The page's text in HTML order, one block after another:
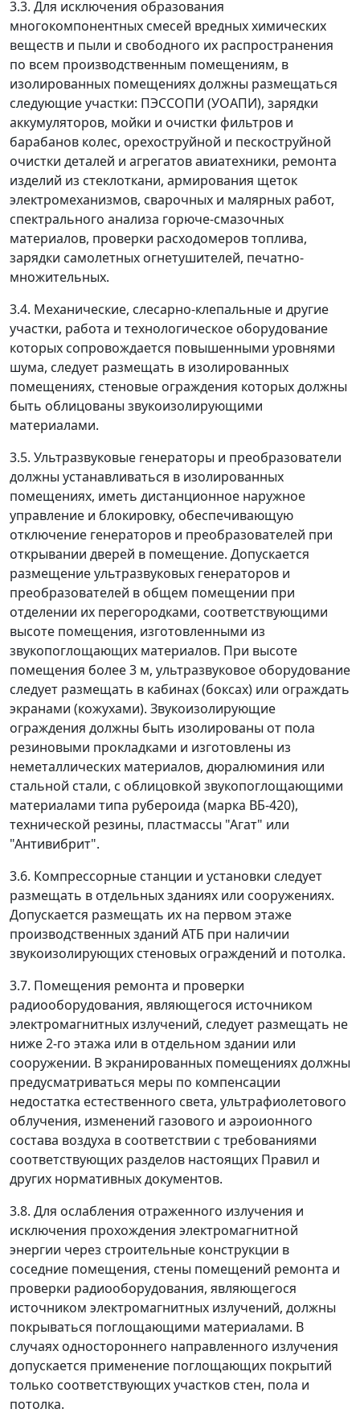
3.3. Для исключения образования
многокомпонентных смесей вредных химических
веществ и пыли и свободного их распространения
по всем производственным помещениям, в
изолированных помещениях должны размещаться
следующие участки: ПЭССОПИ (УОАПИ), зарядки
аккумуляторов, мойки и очистки фильтров и
барабанов колес, орехоструйной и пескоструйной
очистки деталей и агрегатов авиатехники, ремонта
изделий из стеклоткани, армирования щеток
электромеханизмов, сварочных и малярных работ,
спектрального анализа горюче-смазочных
материалов, проверки расходомеров топлива,
зарядки самолетных огнетушителей, печатно-
множительных.
3.4. Механические, слесарно-клепальные и другие
участки, работа и технологическое оборудование
которых сопровождается повышенными уровнями
шума, следует размещать в изолированных
помещениях, стеновые ограждения которых должны
быть облицованы звукоизолирующими
материалами.
3.5. Ультразвуковые генераторы и преобразователи
должны устанавливаться в изолированных
помещениях, иметь дистанционное наружное
управление и блокировку, обеспечивающую
отключение генераторов и преобразователей при
открывании дверей в помещение. Допускается
размещение ультразвуковых генераторов и
преобразователей в общем помещении при
отделении их перегородками, соответствующими
высоте помещения, изготовленными из
звукопоглощающих материалов. При высоте
помещения более 3 м, ультразвуковое оборудование
следует размещать в кабинах (боксах) или ограждать
экранами (кожухами). Звукоизолирующие
ограждения должны быть изолированы от пола
резиновыми прокладками и изготовлены из
неметаллических материалов, дюралюминия или
стальной стали, с облицовкой звукопоглощающими
материалами типа рубероида (марка ВБ-420),
технической резины, пластмассы "Агат" или
"Антивибрит".
3.6. Компрессорные станции и установки следует
размещать в отдельных зданиях или сооружениях.
Допускается размещать их на первом этаже
производственных зданий АТБ при наличии
звукоизолирующих стеновых ограждений и потолка.
3.7. Помещения ремонта и проверки
радиооборудования, являющегося источником
электромагнитных излучений, следует размещать не
ниже 2-го этажа или в отдельном здании или
сооружении. В экранированных помещениях должны
предусматриваться меры по компенсации
недостатка естественного света, ультрафиолетового
облучения, изменений газового и аэроионного
состава воздуха в соответствии с требованиями
соответствующих разделов настоящих Правил и
других нормативных документов.
3.8. Для ослабления отраженного излучения и
исключения прохождения электромагнитной
энергии через строительные конструкции в
соседние помещения, стены помещений ремонта и
проверки радиооборудования, являющегося
источником электромагнитных излучений, должны
покрываться поглощающими материалами. В
случаях одностороннего направленного излучения
допускается применение поглощающих покрытий
только соответствующих участков стен, пола и
потолка.